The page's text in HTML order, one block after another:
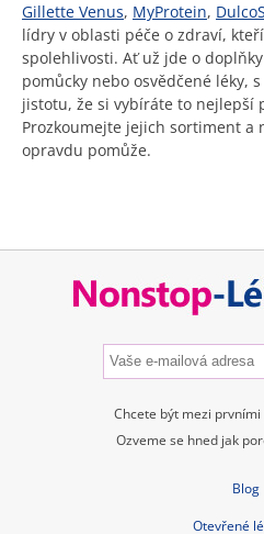
Gillette Venus, MyProtein,
lídry v oblasti péče o zdraví,
spolehlivosti. Ať už jde o
pomůcky nebo osvědčené léky,
jistotu, že si vybíráte to nejlepší
Prozkoumejte jejich sortiment a
opravdu pomůže.
Chcete být mezi prvními
Ozveme se hned jak
Blog
Otevřené